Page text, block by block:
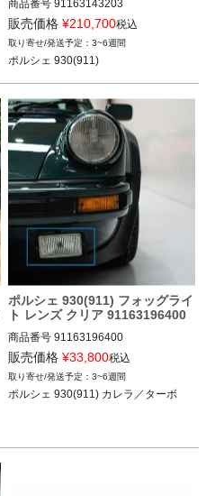
商品番号 91163143203
ポルシェ 930(911) 74-89
販売価格 ¥210,700税込
3~6週間
ポルシェ 930(911)
ポルシェ 930(911) フォッグライ
ト レンズ クリア 91163196400
商品番号 91163196400
ポルシェ 930(911) カレラ／ターボ 74
-89
販売価格 ¥33,800税込
3~6週間
ポルシェ 930(911) カレラ／ターボ